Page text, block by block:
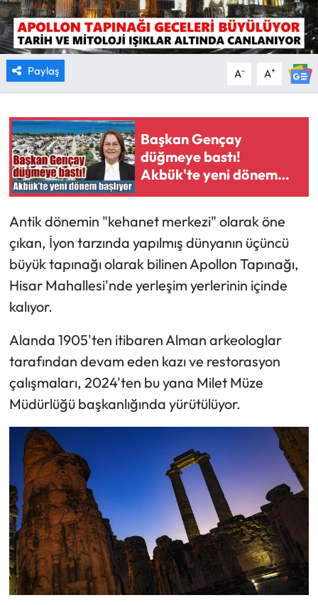
Paylaş A- A+
Başkan Gençay
düğmeye bastı!
Akbük'te yeni dönem
başlıyor
Antik dönemin "kehanet merkezi" olarak öne
çıkan, İyon tarzında yapılmış dünyanın üçüncü
büyük tapınağı olarak bilinen Apollon Tapınağı,
Hisar Mahallesi'nde yerleşim yerlerinin içinde
kalıyor.
Alanda 1905'ten itibaren Alman arkeologlar
tarafından devam eden kazı ve restorasyon
çalışmaları, 2024'ten bu yana Milet Müze
Müdürlüğü başkanlığında yürütülüyor.
RESMİ İLANLAR
HABER İLAN